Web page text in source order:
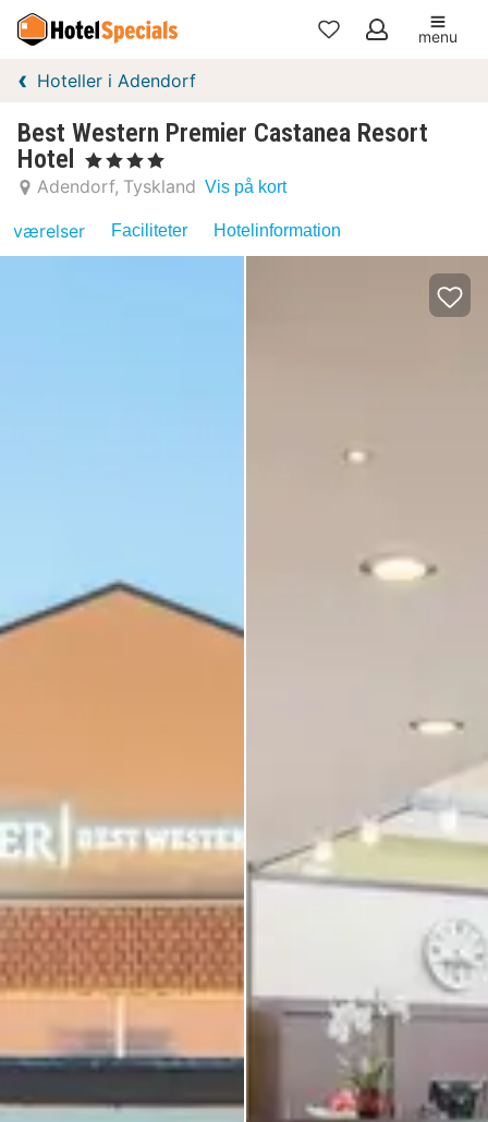
Mine
menu
Hoteller i Adendorf
Best Western Premier Castanea Resort
Hotel
, 4 Stjerner
Adendorf Tyskland Vis på kort
værelser Faciliteter Hotelinformation